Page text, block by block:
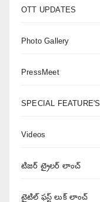
OTT UPDATES
Photo Gallery
PressMeet
SPECIAL FEATURE'S
Videos
టిజర్ ట్రైలర్ లాంచ్
టైటిల్ ఫస్ట్ లుక్ లాంచ్